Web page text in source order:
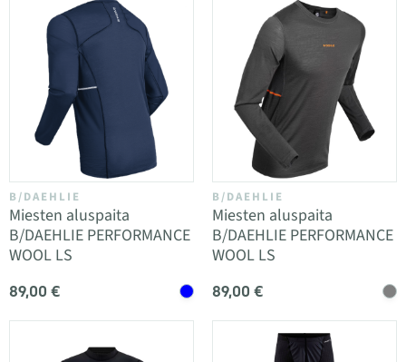
B/DAEHLIE
Miesten aluspaita
B/DAEHLIE PERFORMANCE
WOOL LS
89,00 €
B/DAEHLIE
Miesten aluspaita
B/DAEHLIE PERFORMANCE
WOOL LS
89,00 €